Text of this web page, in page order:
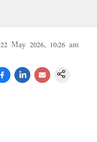
22 May 2026, 10:26 am